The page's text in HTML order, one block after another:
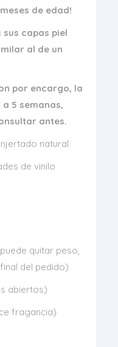
de edad!
capas piel
al de un
por encargo, la
5 semanas,
antes.
natural
de vinilo
quitar peso,
del pedido)
abiertos)
fragancia}